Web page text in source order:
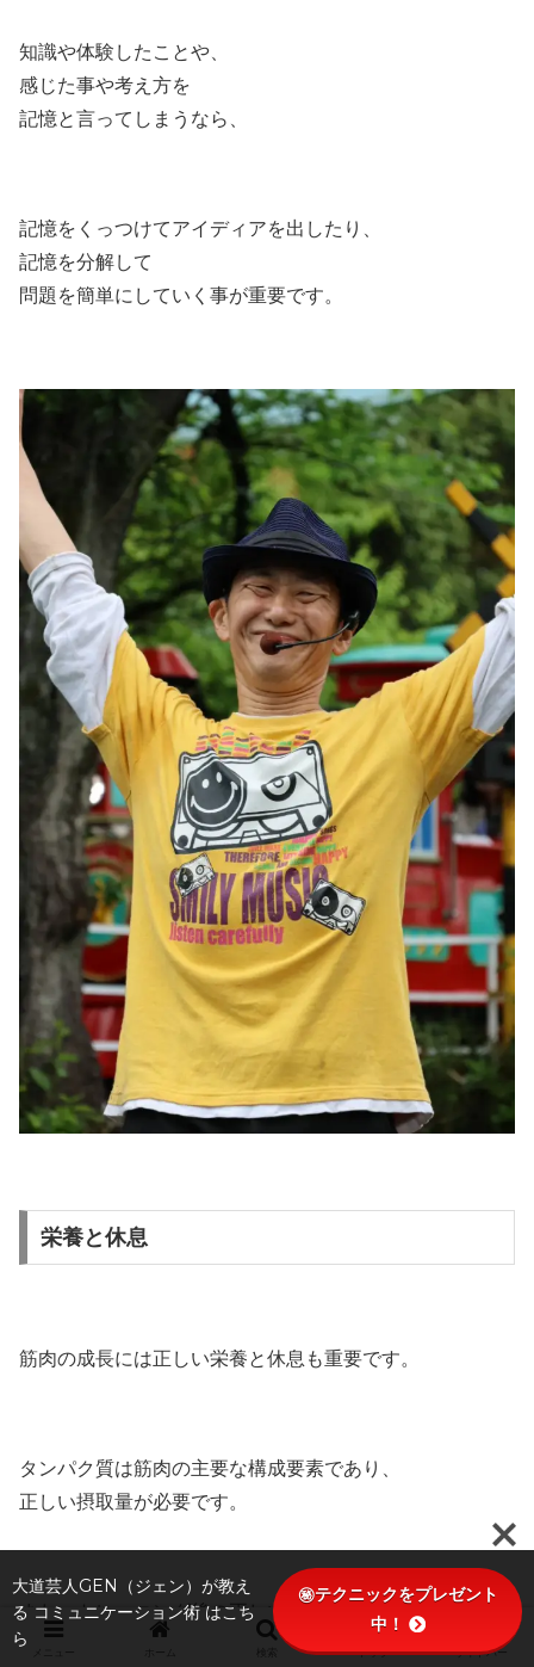
知識や体験したことや、
感じた事や考え方を
記憶と言ってしまうなら、
記憶をくっつけてアイディアを出したり、
記憶を分解して
問題を簡単にしていく事が重要です。
栄養と休息
筋肉の成長には正しい栄養と休息も重要です。
タンパク質は筋肉の主要な構成要素であり、
正しい摂取量が必要です。
また、トレーニング後の正しい休息と睡眠も、
筋肉の成長と修復にお求められます。
トップ サイドバー
大道芸人GEN（ジェン）が教え
る コミュニケーション術 はこち
ら
㊙テクニックをプレゼント
中！